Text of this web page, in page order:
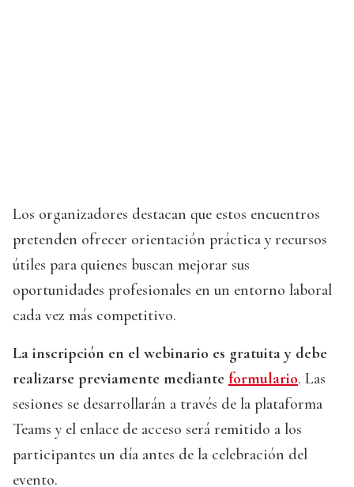
Los organizadores destacan que estos encuentros
pretenden ofrecer orientación práctica y recursos
útiles para quienes buscan mejorar sus
oportunidades profesionales en un entorno laboral
cada vez más competitivo.
La inscripción en el webinario es gratuita y debe
realizarse previamente mediante formulario. Las
sesiones se desarrollarán a través de la plataforma
Teams y el enlace de acceso será remitido a los
participantes un día antes de la celebración del
evento.